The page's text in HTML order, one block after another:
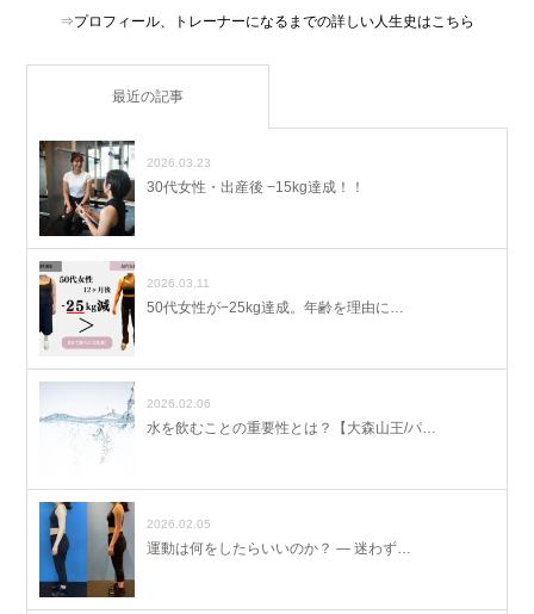
⇒プロフィール、トレーナーになるまでの詳しい人生史はこちら
最近の記事
2026.03.23
30代女性・出産後 −15kg達成！！
2026.03.11
50代女性が−25kg達成。年齢を理由に…
2026.02.06
水を飲むことの重要性とは？【大森山王/パ…
2026.02.05
運動は何をしたらいいのか？ ― 迷わず…